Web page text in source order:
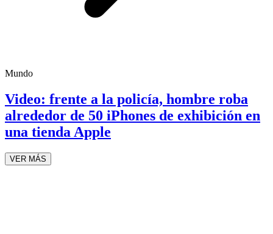
Mundo
Video: frente a la policía, hombre roba
alrededor de 50 iPhones de exhibición en
una tienda Apple
VER MÁS